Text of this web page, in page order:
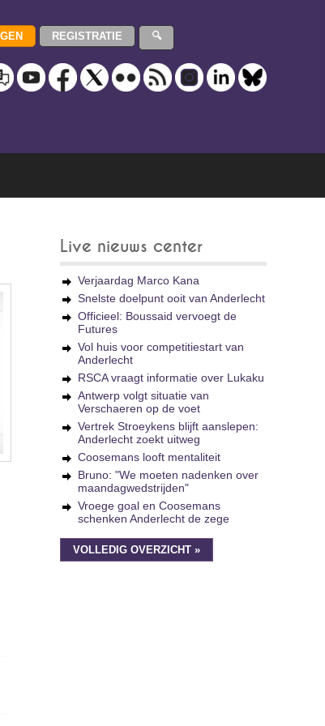
Live nieuws center
Verjaardag Marco Kana
Snelste doelpunt ooit van Anderlecht
Officieel: Boussaid vervoegt de
Futures
Vol huis voor competitiestart van
Anderlecht
RSCA vraagt informatie over Lukaku
Antwerp volgt situatie van
Verschaeren op de voet
Vertrek Stroeykens blijft aanslepen:
Anderlecht zoekt uitweg
Coosemans looft mentaliteit
Bruno: "We moeten nadenken over
maandagwedstrijden"
Vroege goal en Coosemans
schenken Anderlecht de zege
VOLLEDIG OVERZICHT »